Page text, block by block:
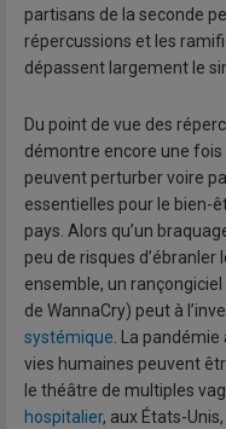
partisans de la seconde
répercussions et les
dépassent largement le
Du point de vue des
démontre encore une fois
peuvent perturber voire
essentielles pour le bien-
pays. Alors qu’un
peu de risques
ensemble, un
de WannaCry) peut à
systémique . La
vies humaines peuvent
le théâtre de multiples
hospitalier, aux États-